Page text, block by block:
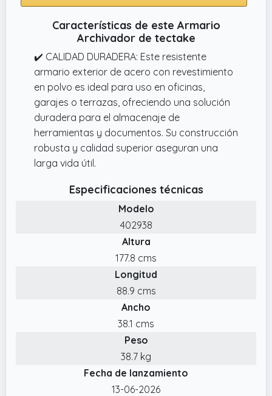
Características de este Armario
Archivador de tectake
✔️ CALIDAD DURADERA: Este resistente
armario exterior de acero con revestimiento
en polvo es ideal para uso en oficinas,
garajes o terrazas, ofreciendo una solución
duradera para el almacenaje de
herramientas y documentos. Su construcción
robusta y calidad superior aseguran una
larga vida útil.
Especificaciones técnicas
Modelo
402938
Altura
177.8 cms
Longitud
88.9 cms
Ancho
38.1 cms
Peso
38.7 kg
Fecha de lanzamiento
13-06-2026